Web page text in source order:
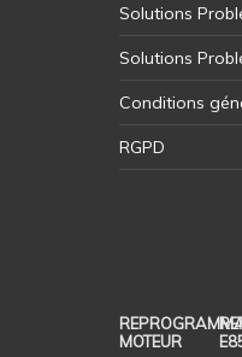
Solutions
Solutions
Conditions
RGPD
MOTEUR